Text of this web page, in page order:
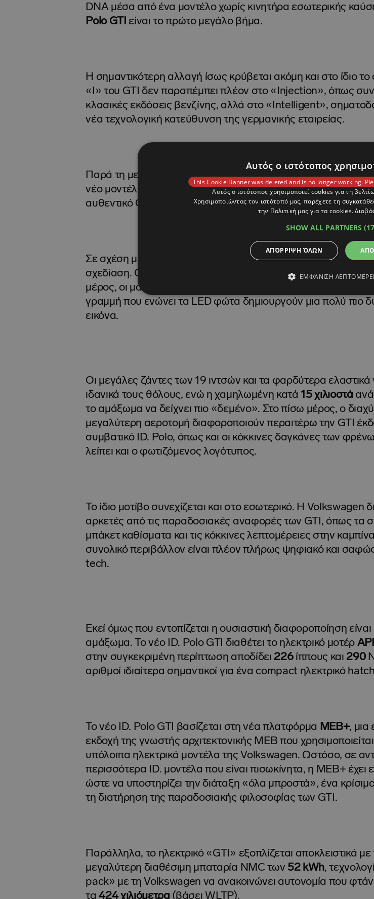
DNA μέσα από ένα μοντέλο χωρίς κινητήρα εσωτερικής
Polo GTI είναι το πρώτο μεγάλο βήμα.
Η σημαντικότερη αλλαγή ίσως κρύβεται ακόμη και στο ίδιο
«Ι» του GTI δεν παραπέμπει πλέον στο «Injection», όπως
κλασικές εκδόσεις βενζίνης, αλλά στο «Intelligent»,
νέα τεχνολογική κατεύθυνση της γερμανικής εταιρείας.
Παρά τη μετάβαση στην ηλεκτροκίνηση, η Volkswagen
νέο μοντέλο να διατηρεί έντονα τα στοιχεία που
αυθεντικό GTI.
Σε σχέση με το απλό ID. Polo, η έκδοση GTI διαθέτει σαφώς
σχεδίαση. Οι νέοι προφυλακτήρες, τα μεγαλύτερα ανοίγματα
μέρος, οι μαύρες λεπτομέρειες και η χαρακτηριστική κόκκινη
γραμμή που ενώνει τα LED φώτα δημιουργούν μια πολύ πιο
εικόνα.
Οι μεγάλες ζάντες των 19 ιντσών και τα φαρδύτερα ελαστικά
ιδανικά τους θόλους, ενώ η χαμηλωμένη κατά 15 χιλιοστά
το αμάξωμα να δείχνει πιο «δεμένο». Στο πίσω μέρος, ο
μεγαλύτερη αεροτομή διαφοροποιούν περαιτέρω την GTI
συμβατικό ID. Polo, όπως και οι κόκκινες δαγκάνες των
λείπει και ο φωτιζόμενος λογότυπος.
Το ίδιο μοτίβο συνεχίζεται και στο εσωτερικό. Η Volkswagen
αρκετές από τις παραδοσιακές αναφορές των GTI, όπως τα
μπάκετ καθίσματα και τις κόκκινες λεπτομέρειες στην
συνολικό περιβάλλον είναι πλέον πλήρως ψηφιακό και
tech.
Εκεί όμως που εντοπίζεται η ουσιαστική διαφοροποίηση
αμάξωμα. Το νέο ID. Polo GTI διαθέτει το ηλεκτρικό μοτέρ
στην συγκεκριμένη περίπτωση αποδίδει 226 ίππους και 290
αριθμοί ιδιαίτερα σημαντικοί για ένα compact ηλεκτρικό
Το νέο ID. Polo GTI βασίζεται στη νέα πλατφόρμα MEB+, μια
εκδοχή της γνωστής αρχιτεκτονικής MEB που
υπόλοιπα ηλεκτρικά μοντέλα της Volkswagen. Ωστόσο, σε
περισσότερα ID. μοντέλα που είναι πισωκίνητα, η MEB+ έχει
ώστε να υποστηρίζει την διάταξη «όλα μπροστά», ένα κρίσιμο
τη διατήρηση της παραδοσιακής φιλοσοφίας των GTI.
Παράλληλα, το ηλεκτρικό «GTI» εξοπλίζεται αποκλειστικά με
μεγαλύτερη διαθέσιμη μπαταρία NMC των 52 kWh,
pack» με τη Volkswagen να ανακοινώνει αυτονομία που
τα424 χιλιόμετρα (βάσει WLTP).
Αυτός ο ιστότοπος
This Cookie Banner was deleted and is no longer working.
Αυτός ο ιστότοπος χρησιμοποιεί cookies για τη
Χρησιμοποιώντας τον ιστότοπό μας, παρέχετε τη
την Πολιτική μας για τα cookies.
SHOW ALL PARTNERS
ΑΠΌΡΡΙΨΗ ΌΛΩΝ
ΕΜΦΆΝΙΣΗ